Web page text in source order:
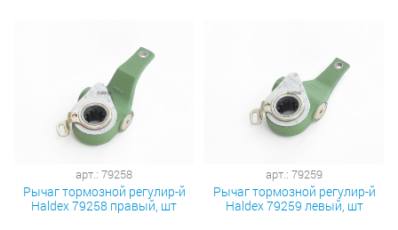
арт.: 79258
Рычаг тормозной регулир-й
Haldex 79258 правый, шт
арт.: 79259
Рычаг тормозной регулир-й
Haldex 79259 левый, шт